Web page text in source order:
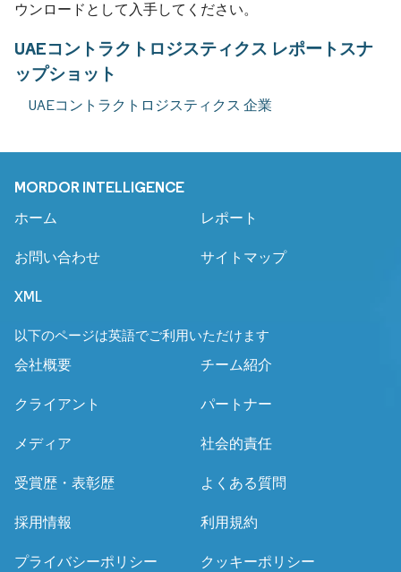
ウンロードとして入手してください。
UAEコントラクトロジスティクス レポートスナ
ップショット
UAEコントラクトロジスティクス 企業
MORDOR INTELLIGENCE
ホーム レポート
お問い合わせ サイトマップ
XML
以下のページは英語でご利用いただけます
会社概要
チーム紹介
クライアント パートナー
メディア 社会的責任
受賞歴・表彰歴 よくある質問
採用情報 利用規約
プライバシーポリシー クッキーポリシー